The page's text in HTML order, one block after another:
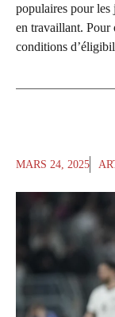
populaires pour
en travaillant. Pour
conditions
MARS 24, 2025